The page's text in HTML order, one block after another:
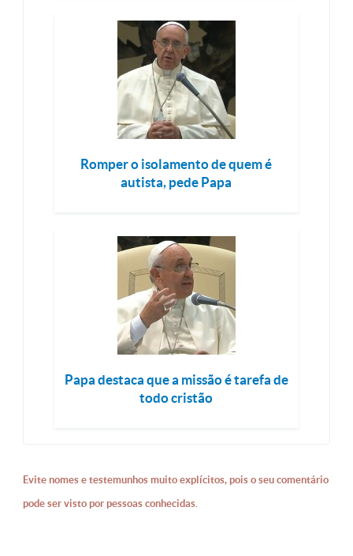
Romper o isolamento de quem é
autista, pede Papa
Papa destaca que a missão é tarefa de
todo cristão
Evite nomes e testemunhos muito explícitos, pois o seu comentário
pode ser visto por pessoas conhecidas.